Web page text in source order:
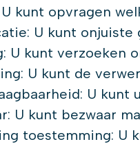
kunt opvragen
U kunt onjuiste
kunt verzoeken
U kunt de
U kunt
U kunt bezwaar
toestemming: U